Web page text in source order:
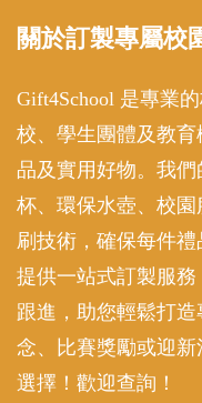
關於訂製專屬校
Gift4School 是專業
校、學生團體及教
品及實用好物。我
杯、環保水壺、校
刷技術，確保每件
提供一站式訂製服
跟進，助您輕鬆打
念、比賽獎勵或迎新
選擇！歡迎查詢！